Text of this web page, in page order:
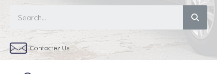
Contactez Us